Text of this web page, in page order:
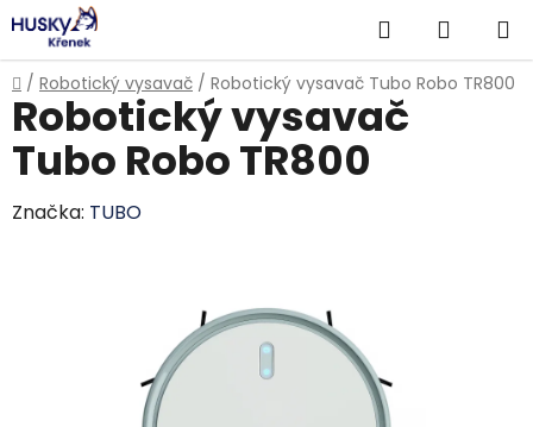
Přejít
na
obsah
Hledat
KOŠÍK
Domů
/ Robotický vysavač / Robotický vysavač Tubo Robo TR800
Robotický vysavač
Tubo Robo TR800
Značka: TUBO